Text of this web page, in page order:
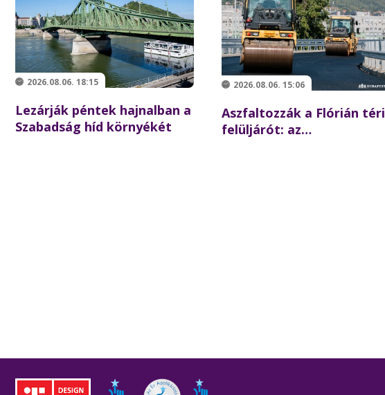
2026.08.06. 18:15
Lezárják péntek hajnalban a
Szabadság híd környékét
2026.08.06. 15:06
Aszfaltozzák a Flórián téri
felüljárót: az